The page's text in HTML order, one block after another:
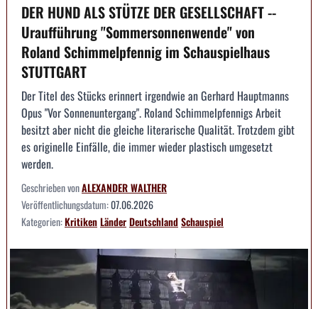
DER HUND ALS STÜTZE DER GESELLSCHAFT --
Uraufführung "Sommersonnenwende" von
Roland Schimmelpfennig im Schauspielhaus
STUTTGART
Der Titel des Stücks erinnert irgendwie an Gerhard Hauptmanns
Opus "Vor Sonnenuntergang". Roland Schimmelpfennigs Arbeit
besitzt aber nicht die gleiche literarische Qualität. Trotzdem gibt
es originelle Einfälle, die immer wieder plastisch umgesetzt
werden.
Geschrieben vonALEXANDER WALTHER
Veröffentlichungsdatum:07.06.2026
Kategorien:KritikenLänderDeutschlandSchauspiel